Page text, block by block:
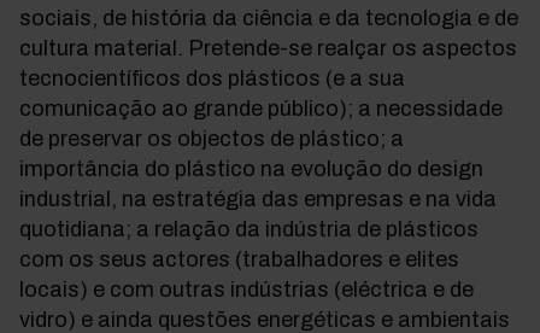
sociais, de história da ciência e da tecnologia e de
cultura material. Pretende-se realçar os aspectos
tecnocientíficos dos plásticos (e a sua
comunicação ao grande público); a necessidade
de preservar os objectos de plástico; a
importância do plástico na evolução do design
industrial, na estratégia das empresas e na vida
quotidiana; a relação da indústria de plásticos
com os seus actores (trabalhadores e elites
locais) e com outras indústrias (eléctrica e de
vidro) e ainda questões energéticas e ambientais